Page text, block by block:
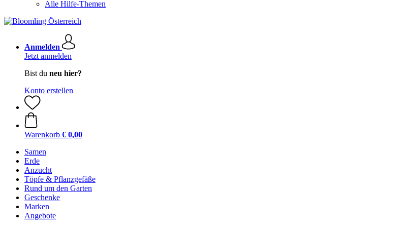
Alle Hilfe-Themen
Anmelden
Jetzt anmelden
Bist du neu hier?
Konto erstellen
Warenkorb € 0,00
Samen
Erde
Anzucht
Töpfe & Pflanzgefäße
Rund um den Garten
Geschenke
Marken
Angebote